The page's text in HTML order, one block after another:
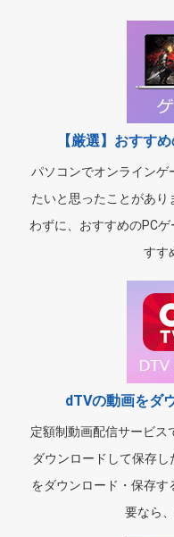
【厳選】おすす
パソコンでオンラインゲ
たいと思ったことがあ
わずに、おすすめのPC
すす
dTVの動画をダ
定額制動画配信サービス
ダウンロードして保存
をダウンロード・保存
要なら